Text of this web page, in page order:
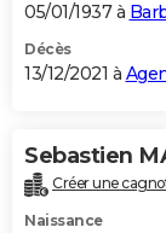
05/01/1937 à
Décès
13/12/2021 à
Sebastien
Créer une
Naissance